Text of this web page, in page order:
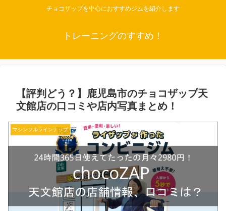
チョコザップを中心におすすめジムを紹介します
トレーニングのすすめ！
【評判どう？】鹿児島市のチョコザップ天
文館店の口コミや店内写真まとめ！
マシンフルラインナップ